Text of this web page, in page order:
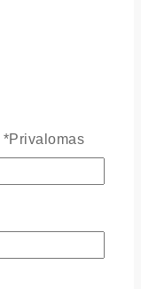
*Privalomas